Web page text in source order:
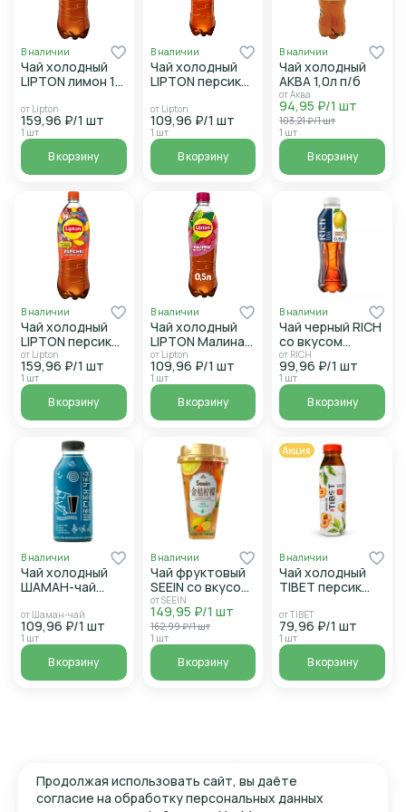
В наличии
Чай холодный
LIPTON лимон 1л
от Lipton
159,96 ₽/1 шт
1 шт
В корзину
В наличии
Чай холодный
LIPTON персик
от Lipton
109,96 ₽/1 шт
1 шт
В корзину
В наличии
Чай холодный
АКВА 1,0л п/б
от Аква
94,95 ₽/1 шт
103,21 ₽/1 шт
1 шт
В корзину
В наличии
Чай холодный
LIPTON персик
1л п/б
от Lipton
159,96 ₽/1 шт
1 шт
В корзину
В наличии
Чай холодный
LIPTON Малина
0,5л п/б
от Lipton
109,96 ₽/1 шт
1 шт
В корзину
В наличии
Чай черный RICH
со вкусом
Лимона 0,5л п/б
от RICH
99,96 ₽/1 шт
1 шт
В корзину
В наличии
Чай холодный
ШАМАН-чай
0,5л п/б
от Шаман-чай
109,96 ₽/1 шт
1 шт
В корзину
В наличии
Чай фруктовый
SEEIN со вкусом
лимона и
апельсина
400мл п/б
от SEEIN
149,95 ₽/1 шт
162,99 ₽/1 шт
1 шт
В корзину
Акция
В наличии
Чай холодный
TIBET персик
от TIBET
79,96 ₽/1 шт
1 шт
В корзину
Продолжая использовать сайт, вы даёте
согласие на обработку персональных данных